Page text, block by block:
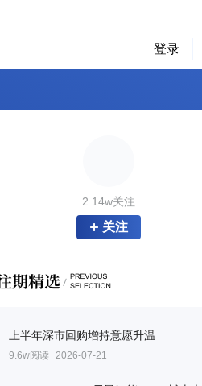
登录
2.14w关注
关注
上半年深市回购增持意愿升温
9.6w阅读 2026-07-21